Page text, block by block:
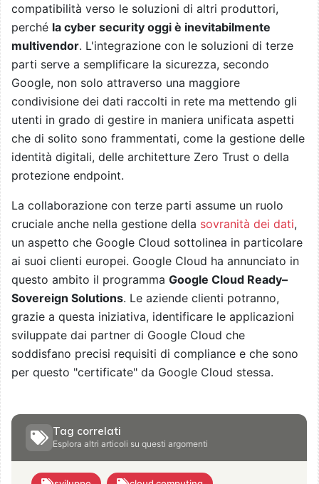
compatibilità verso le soluzioni di altri produttori,
perché la cyber security oggi è inevitabilmente
multivendor. L'integrazione con le soluzioni di terze
parti serve a semplificare la sicurezza, secondo
Google, non solo attraverso una maggiore
condivisione dei dati raccolti in rete ma mettendo gli
utenti in grado di gestire in maniera unificata aspetti
che di solito sono frammentati, come la gestione delle
identità digitali, delle architetture Zero Trust o della
protezione endpoint.
La collaborazione con terze parti assume un ruolo
cruciale anche nella gestione della sovranità dei dati,
un aspetto che Google Cloud sottolinea in particolare
ai suoi clienti europei. Google Cloud ha annunciato in
questo ambito il programma Google Cloud Ready–
Sovereign Solutions. Le aziende clienti potranno,
grazie a questa iniziativa, identificare le applicazioni
sviluppate dai partner di Google Cloud che
soddisfano precisi requisiti di compliance e che sono
per questo "certificate" da Google Cloud stessa.
Tag correlati
Esplora altri articoli su questi argomenti